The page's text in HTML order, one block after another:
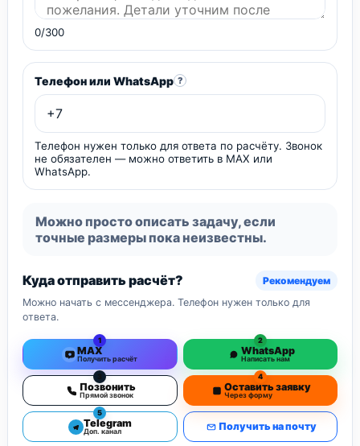
0/300
Телефон или WhatsApp ?
Телефон нужен только для ответа по расчёту. Звонок
не обязателен — можно ответить в MAX или
WhatsApp.
Можно просто описать задачу, если
точные размеры пока неизвестны.
Куда отправить расчёт?
Рекомендуем
Можно начать с мессенджера. Телефон нужен только для
ответа.
1
MAX
Получить расчёт
2
WhatsApp
Написать нам
3
Позвонить
Прямой звонок
4
Оставить заявку
Через форму
5
Telegram
Доп. канал Получить на почту